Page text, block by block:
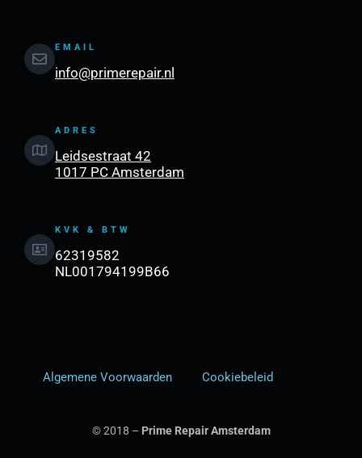
EMAIL
info@primerepair.nl
ADRES
Leidsestraat 42
1017 PC Amsterdam
KVK & BTW
62319582
NL001794199B66
Algemene Voorwaarden Cookiebeleid
© 2018 – Prime Repair Amsterdam